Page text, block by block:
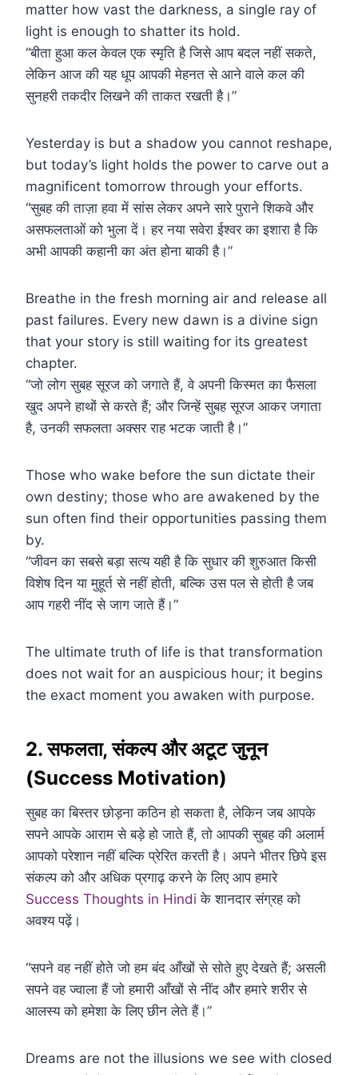
matter how vast the darkness, a single ray of
light is enough to shatter its hold.
“बीता हुआ कल केवल एक स्मृति है जिसे आप बदल नहीं सकते,
लेकिन आज की यह धूप आपकी मेहनत से आने वाले कल की
सुनहरी तकदीर लिखने की ताकत रखती है।”
Yesterday is but a shadow you cannot reshape,
but today’s light holds the power to carve out a
magnificent tomorrow through your efforts.
“सुबह की ताज़ा हवा में सांस लेकर अपने सारे पुराने शिकवे और
असफलताओं को भुला दें। हर नया सवेरा ईश्वर का इशारा है कि
अभी आपकी कहानी का अंत होना बाकी है।”
Breathe in the fresh morning air and release all
past failures. Every new dawn is a divine sign
that your story is still waiting for its greatest
chapter.
“जो लोग सुबह सूरज को जगाते हैं, वे अपनी किस्मत का फैसला
खुद अपने हाथों से करते हैं; और जिन्हें सुबह सूरज आकर जगाता
है, उनकी सफलता अक्सर राह भटक जाती है।”
Those who wake before the sun dictate their
own destiny; those who are awakened by the
sun often find their opportunities passing them
by.
“जीवन का सबसे बड़ा सत्य यही है कि सुधार की शुरुआत किसी
विशेष दिन या मुहूर्त से नहीं होती, बल्कि उस पल से होती है जब
आप गहरी नींद से जाग जाते हैं।”
The ultimate truth of life is that transformation
does not wait for an auspicious hour; it begins
the exact moment you awaken with purpose.
2. सफलता, संकल्प और अटूट जुनून
(Success Motivation)
सुबह का बिस्तर छोड़ना कठिन हो सकता है, लेकिन जब आपके
सपने आपके आराम से बड़े हो जाते हैं, तो आपकी सुबह की अलार्म
आपको परेशान नहीं बल्कि प्रेरित करती है। अपने भीतर छिपे इस
संकल्प को और अधिक प्रगाढ़ करने के लिए आप हमारे
Success Thoughts in Hindi के शानदार संग्रह को
अवश्य पढ़ें।
“सपने वह नहीं होते जो हम बंद आँखों से सोते हुए देखते हैं; असली
सपने वह ज्वाला हैं जो हमारी आँखों से नींद और हमारे शरीर से
आलस्य को हमेशा के लिए छीन लेते हैं।”
Dreams are not the illusions we see with closed